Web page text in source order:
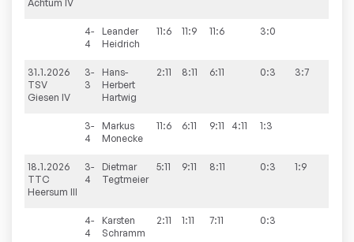
Achtum IV
4-
4
Leander
Heidrich
11:6 11:9 11:6 3:0
31.1.2026
TSV
Giesen IV
3-
3
Hans-
Herbert
Hartwig
2:11 8:11 6:11 0:3 3:7
3-
4
Markus
Monecke
11:6 6:11 9:11 4:11 1:3
18.1.2026
TTC
Heersum III
3-
4
Dietmar
Tegtmeier
5:11 9:11 8:11 0:3 1:9
4-
4
Karsten
Schramm
2:11 1:11 7:11 0:3